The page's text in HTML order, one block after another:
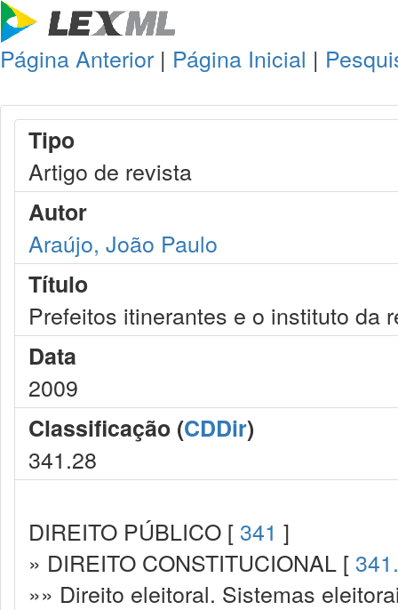
Página Anterior | Página Inicial |
Tipo
Artigo de revista
Autor
Araújo, João Paulo
Título
Prefeitos itinerantes e o instituto da
Data
2009
Classificação (CDDir)
341.28
DIREITO PÚBLICO [ 341 ]
» DIREITO CONSTITUCIONAL [
»» Direito eleitoral. Sistemas